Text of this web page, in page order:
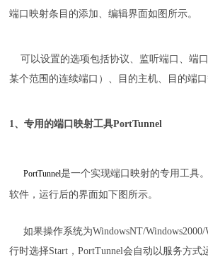
端口映射条目的添加、编辑界面如图所示。
可以设置的选项包括协议、监听端口、端
某个范围的连续端口）、目的主机、目的端口
1、专用的端口映射工具PortTunnel
PortTunnel是一个实现端口映射的专用工具
软件，运行后的界面如下图所示。
如果操作系统为WindowsNT/Windows2000/
行时选择Start，PortTunnel会自动以服务方